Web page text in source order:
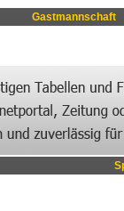
Gastmannschaft